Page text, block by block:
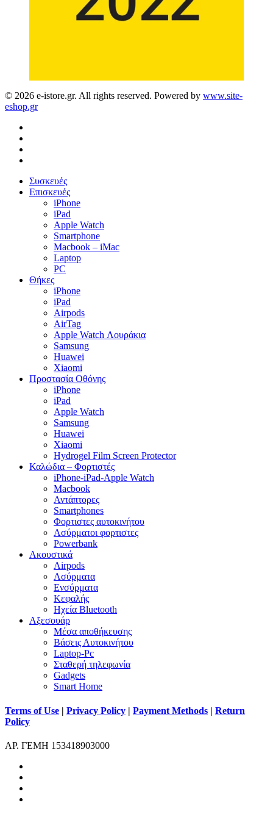
© 2026 e-istore.gr. All rights reserved. Powered by www.site-
eshop.gr
Close
Menu
Συσκευές
Επισκευές
iPhone
iPad
Apple Watch
Smartphone
Macbook – iMac
Laptop
PC
Θήκες
iPhone
iPad
Airpods
AirTag
Apple Watch Λουράκια
Samsung
Huawei
Xiaomi
Προστασία Οθόνης
iPhone
iPad
Apple Watch
Samsung
Huawei
Xiaomi
Hydrogel Film Screen Protector
Καλώδια – Φορτιστές
iPhone-iPad-Apple Watch
Macbook
Αντάπτορες
Smartphones
Φορτιστες αυτοκινήτου
Ασύρματοι φορτιστες
Powerbank
Ακουστικά
Airpods
Ασύρματα
Ενσύρματα
Κεφαλής
Ηχεία Bluetooth
Αξεσουάρ
Μέσα αποθήκευσης
Βάσεις Αυτοκινήτου
Laptop-Pc
Σταθερή τηλεφωνία
Gadgets
Smart Home
Terms of Use | Privacy Policy | Payment Methods | Return
Policy
ΑΡ. ΓΕΜΗ 153418903000